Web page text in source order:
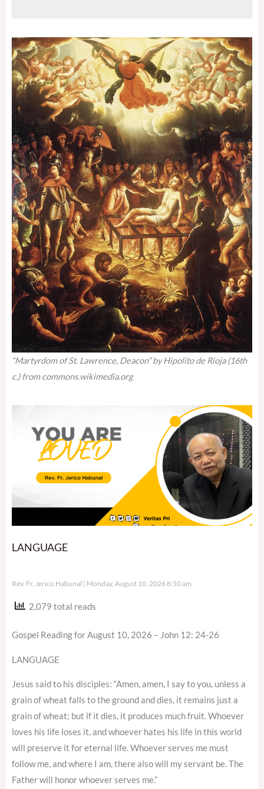
“Martyrdom of St. Lawrence, Deacon” by Hipolito de Rioja (16th
c.) from commons.wikimedia.org
LANGUAGE
Rev. Fr. Jerico Habunal Monday, August 10, 2026 8:50 am
2,079 total reads
Gospel Reading for August 10, 2026 – John 12: 24-26
LANGUAGE
Jesus said to his disciples: “Amen, amen, I say to you, unless a
grain of wheat falls to the ground and dies, it remains just a
grain of wheat; but if it dies, it produces much fruit. Whoever
loves his life loses it, and whoever hates his life in this world
will preserve it for eternal life. Whoever serves me must
follow me, and where I am, there also will my servant be. The
Father will honor whoever serves me.”